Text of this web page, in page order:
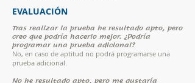
EVALUACIÓN
Tras realizar la prueba he resultado apto, pero
creo que podría hacerlo mejor. ¿Podría
programar una prueba adicional?
No, en caso de aptitud no podrá programarse una
prueba adicional.
No he resultado apto, pero me gustaría